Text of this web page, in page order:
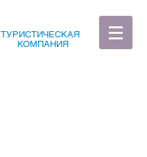
ТУРИСТИЧЕСКАЯ
КОМПАНИЯ